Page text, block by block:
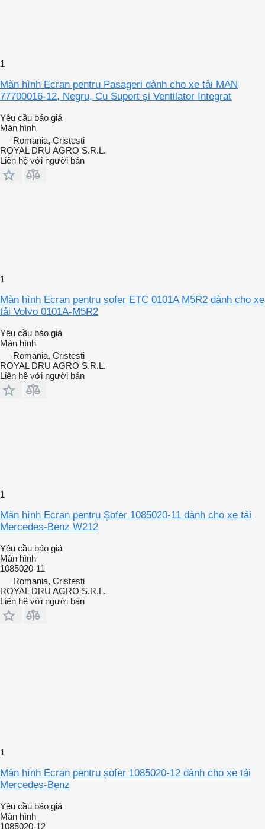
1
Màn hình Ecran pentru Pasageri dành cho xe tải MAN
77700016-12, Negru, Cu Suport și Ventilator Integrat
Yêu cầu báo giá
Màn hình
Romania, Cristesti
ROYAL DRU AGRO S.R.L.
Liên hệ với người bán
1
Màn hình Ecran pentru șofer ETC 0101A M5R2 dành cho xe
tải Volvo 0101A-M5R2
Yêu cầu báo giá
Màn hình
Romania, Cristesti
ROYAL DRU AGRO S.R.L.
Liên hệ với người bán
1
Màn hình Ecran pentru Șofer 1085020-11 dành cho xe tải
Mercedes-Benz W212
Yêu cầu báo giá
Màn hình
1085020-11
Romania, Cristesti
ROYAL DRU AGRO S.R.L.
Liên hệ với người bán
1
Màn hình Ecran pentru șofer 1085020-12 dành cho xe tải
Mercedes-Benz
Yêu cầu báo giá
Màn hình
1085020-12